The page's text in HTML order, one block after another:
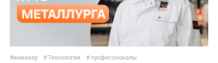
#инженер # Технологии # профессионалы